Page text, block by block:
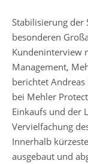
Stabilisierung der
besonderen
Kundeninterview
Management,
berichtet
bei Mehler
Einkaufs und der
Vervielfachung
Innerhalb
ausgebaut und